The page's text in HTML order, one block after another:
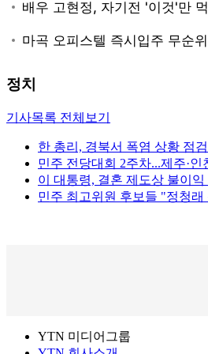
정치
기사목록 전체보기
한 총리, 경북서 폭염 상황 점
민주 전당대회 2주차...제주·인
이 대통령, 결혼 제도상 불이
민주 최고위원 후보들 "정청
YTN 미디어그룹